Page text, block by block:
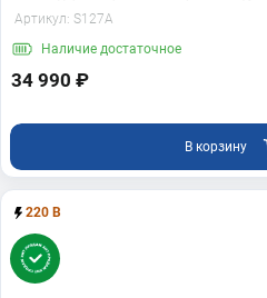
Артикул: S127A
Наличие достаточное
34 990 ₽
В корзину
220 В